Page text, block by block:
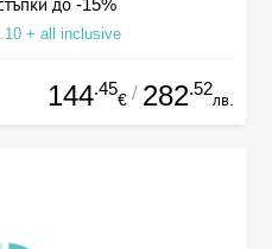
+ all inclusive
144.45
€ / 282.52
лв.